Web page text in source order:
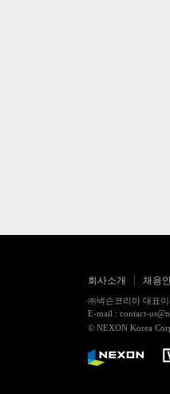
회사소개 채용
㈜넥슨코리아 대표
E-mail : contact-
© NEXON Korea